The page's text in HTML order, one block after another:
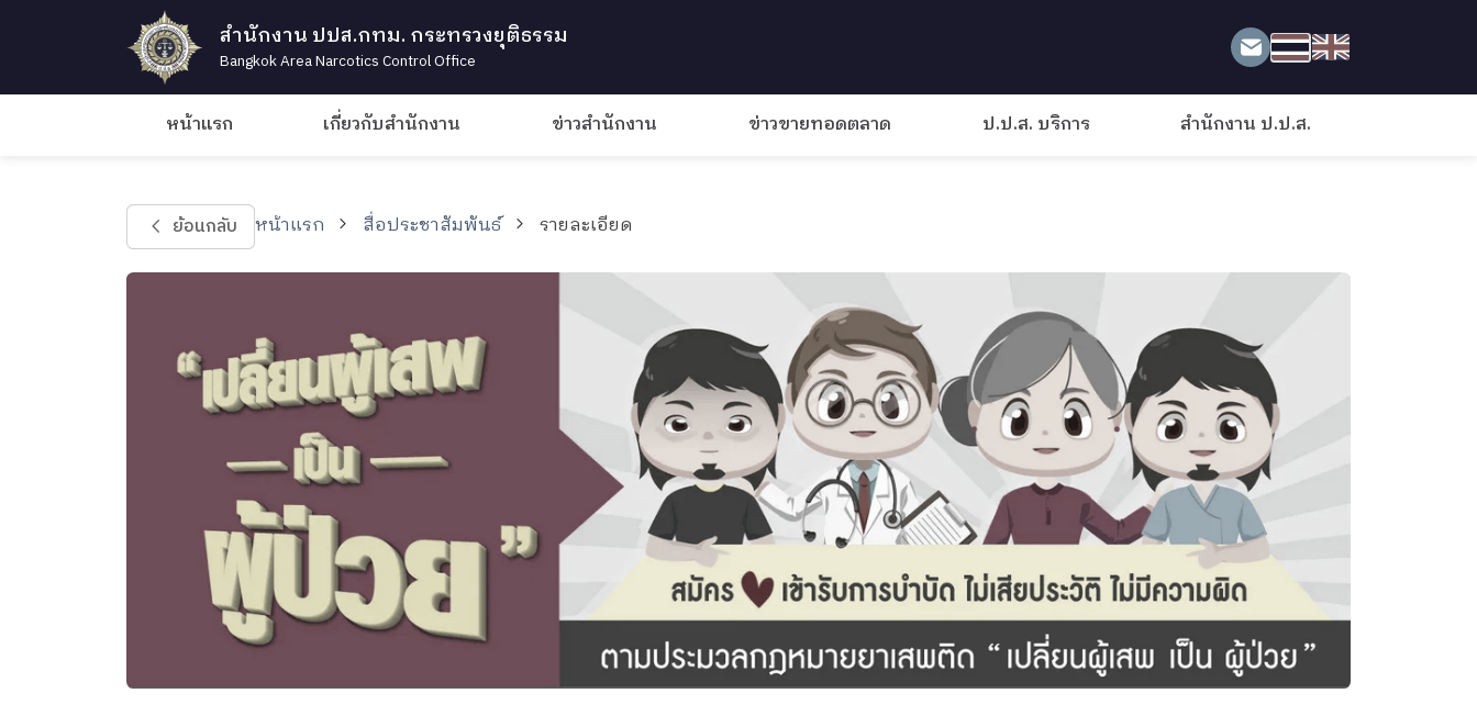
สำนักงาน ปปส.กทม. กระทรวงยุติธรรม
Bangkok Area Narcotics Control Office
หน้าแรก เกี่ยวกับสำนักงาน ข่าวสำนักงาน ข่าวขายทอดตลาด ป.ป.ส. บริการ สำนักงาน ป.ป.ส.
ย้อนกลับ หน้าแรก สื่อประชาสัมพันธ์ รายละเอียด